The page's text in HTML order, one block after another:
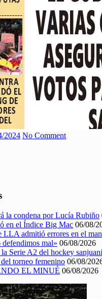
2024 No Comment
la condena por Lucía Rubiño
en el Índice Big Mac 06/08/
LLA admitió errores en el
defendimos mal» 06/08/2026
la Serie A2 del hockey
torneo femenino 06/08/
EL MINUÉ 06/08/2026